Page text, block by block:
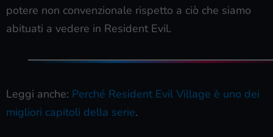
potere non convenzionale rispetto a ciò che siamo
abituati a vedere in Resident Evil.
Leggi anche: Perché Resident Evil Village è uno dei
migliori capitoli della serie.